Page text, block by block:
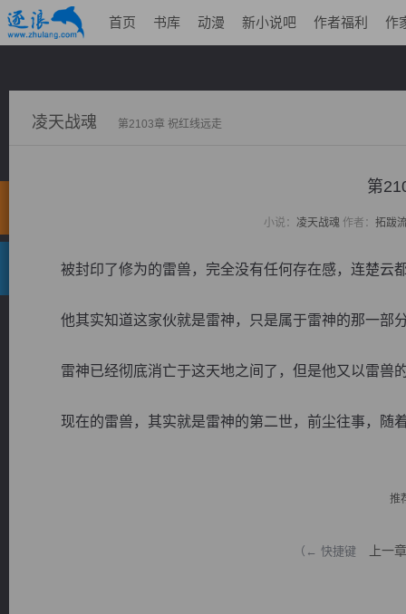
首页 书库 动漫 新小说吧 作者福利 作
凌天战魂 第2103章 祝红线远走
第
小说： 凌天战魂作者： 拓跋
被封印了修为的雷兽，完全没有任何存在感，连楚云
他其实知道这家伙就是雷神，只是属于雷神的那一部
雷神已经彻底消亡于这天地之间了，但是他又以雷兽
现在的雷兽，其实就是雷神的第二世，前尘往事，随
推
（← 快捷键 上一章